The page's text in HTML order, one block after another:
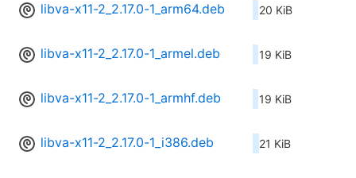
libva-x11-2_2.17.0-1_arm64.deb 20 KiB
libva-x11-2_2.17.0-1_armel.deb 19 KiB
libva-x11-2_2.17.0-1_armhf.deb 19 KiB
libva-x11-2_2.17.0-1_i386.deb 21 KiB